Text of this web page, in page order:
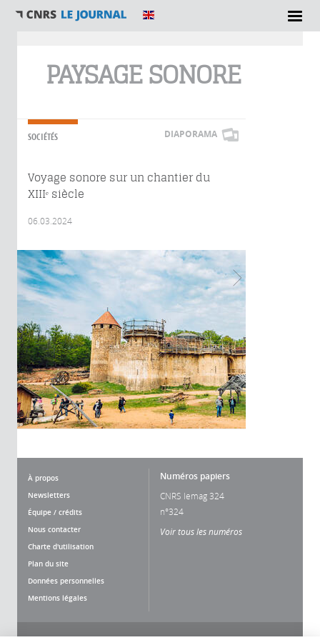
PAYSAGE SONORE
SOCIÉTÉS DIAPORAMA
Voyage sonore sur un chantier du
XIIIᵉ siècle
06.03.2024
À propos
Newsletters
Équipe / crédits
Nous contacter
Charte d'utilisation
Plan du site
Données personnelles
Mentions légales
Numéros papiers
CNRS lemag 324
n°324
Voir tous les numéros